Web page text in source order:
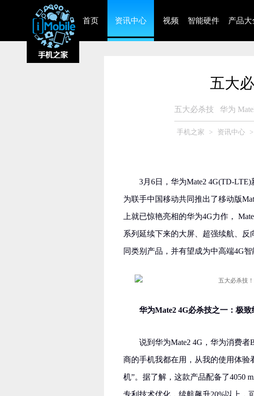
首页 资讯中心 视频 智能硬件 产品大
五大
五大必杀技 华为
手机之家 > 资讯中心 >
3月6日，华为Mate2 4G(TD-
为联手中国移动共同推出了移动版
上就已惊艳亮相的华为4G力作，
系列延续下来的大屏、超强续航、
同类别产品，并有望成为中高端4G智
华为Mate2 4G必杀技之一：极
说到华为Mate2 4G，华为消费
商的手机我都在用，从我的使用体
机”。据了解，这款产品配备了4050
专利技术优化，续航飙升20%以上，